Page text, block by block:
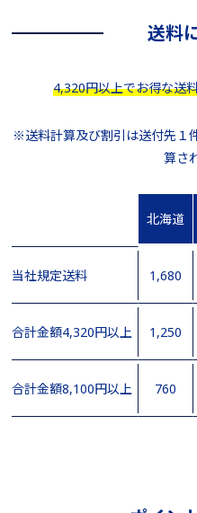
送料
4,320円以上でお得な送
※送料計算及び割引は送付先１
算さ
北海道
当社規定送料 1,680
合計金額4,320円以上 1,250
合計金額8,100円以上 760